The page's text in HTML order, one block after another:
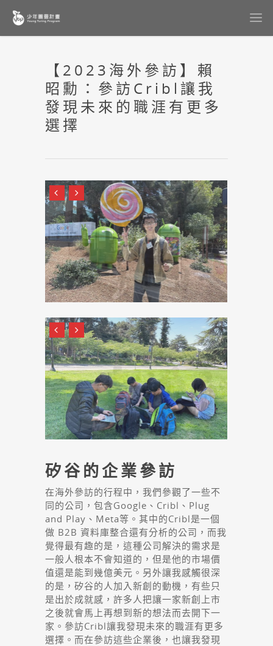
【2023海外參訪】賴
昭勳：參訪Cribl讓我
發現未來的職涯有更多
選擇
矽谷的企業參訪
在海外參訪的行程中，我們參觀了一些不
同的公司，包含Google、Cribl、Plug
and Play、Meta等。其中的Cribl是一個
做 B2B 資料庫整合還有分析的公司，而我
覺得最有趣的是，這種公司解決的需求是
一般人根本不會知道的，但是他的市場價
值還是能到幾億美元。另外讓我感觸很深
的是，矽谷的人加入新創的動機，有些只
是出於成就感，許多人把讓一家新創上市
之後就會馬上再想到新的想法而去開下一
家。參訪Cribl讓我發現未來的職涯有更多
選擇。而在參訪這些企業後，也讓我發現